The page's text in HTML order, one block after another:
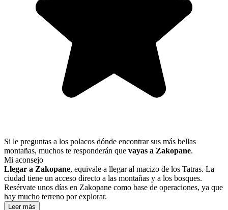
Si le preguntas a los polacos dónde encontrar sus más bellas
montañas, muchos te responderán que vayas a Zakopane.
Mi aconsejo
Llegar a Zakopane, equivale a llegar al macizo de los Tatras. La
ciudad tiene un acceso directo a las montañas y a los bosques.
Resérvate unos días en Zakopane como base de operaciones, ya que
hay mucho terreno por explorar.
Leer más